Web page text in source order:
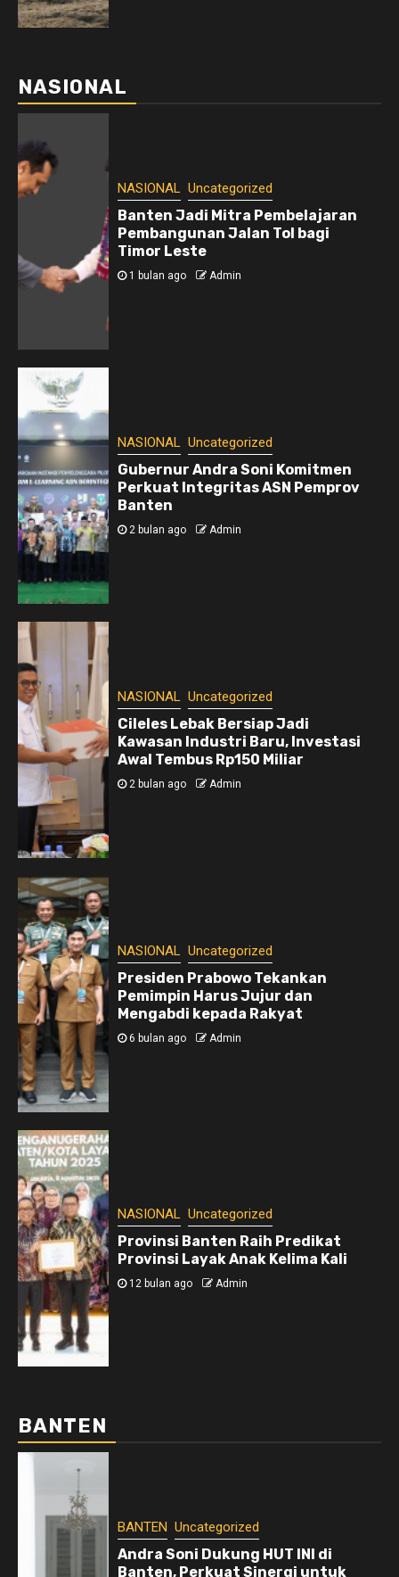
NASIONAL
NASIONAL Uncategorized
Banten Jadi Mitra Pembelajaran
Pembangunan Jalan Tol bagi
Timor Leste
1 bulan ago Admin
NASIONAL Uncategorized
Gubernur Andra Soni Komitmen
Perkuat Integritas ASN Pemprov
Banten
2 bulan ago Admin
NASIONAL Uncategorized
Cileles Lebak Bersiap Jadi
Kawasan Industri Baru, Investasi
Awal Tembus Rp150 Miliar
2 bulan ago Admin
NASIONAL Uncategorized
Presiden Prabowo Tekankan
Pemimpin Harus Jujur dan
Mengabdi kepada Rakyat
6 bulan ago Admin
NASIONAL Uncategorized
Provinsi Banten Raih Predikat
Provinsi Layak Anak Kelima Kali
12 bulan ago Admin
BANTEN
BANTEN Uncategorized
Andra Soni Dukung HUT INI di
Banten, Perkuat Sinergi untuk